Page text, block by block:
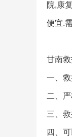
院,康
便宜.
甘南
一、
二、
三、
四、